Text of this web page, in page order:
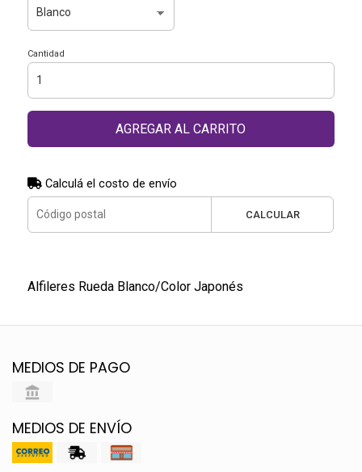
Cantidad
AGREGAR AL CARRITO
Calculá el costo de envío
CALCULAR
Alfileres Rueda Blanco/Color Japonés
MEDIOS DE PAGO
MEDIOS DE ENVÍO